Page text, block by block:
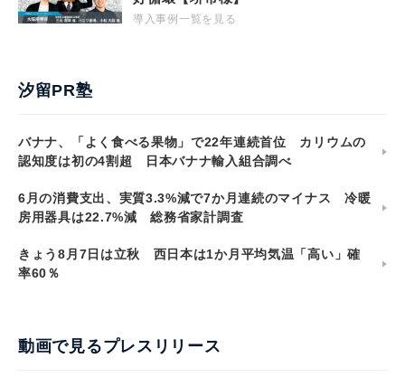
導入事例一覧を見る
汐留PR塾
バナナ、「よく食べる果物」で22年連続首位 カリウムの
認知度は初の4割超 日本バナナ輸入組合調べ
6月の消費支出、実質3.3%減で7か月連続のマイナス 冷暖
房用器具は22.7%減 総務省家計調査
きょう8月7日は立秋 西日本は1か月平均気温「高い」確
率60％
動画で見るプレスリリース